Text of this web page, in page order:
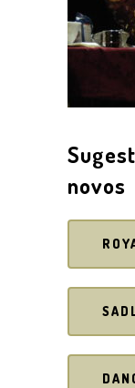
novos